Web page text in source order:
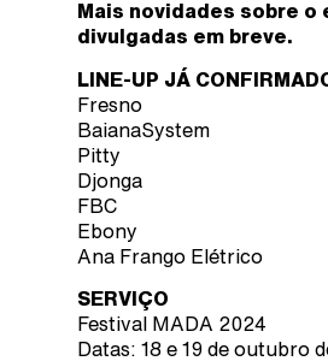
Mais novidades sobre o
divulgadas em breve.
LINE-UP JÁ
Fresno
BaianaSystem
Pitty
Djonga
FBC
Ebony
Ana Frango Elétrico
SERVIÇO
Festival MADA 2024
Datas: 18 e 19 de outubro